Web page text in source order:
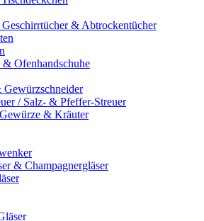
Geschirrtücher & Abtrockentücher
Ofenhandschuhe
/ Salz- & Pfeffer-Streuer
& Kräuter
& Champagnergläser